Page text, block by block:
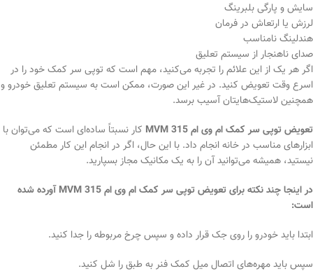
سایش و پارگی بلبرینگ
لرزش یا ارتعاش در فرمان
هندلینگ نامناسب
صدای ناهنجار از سیستم تعلیق
اگر هر یک از این علائم را تجربه می‌کنید، مهم است که توپی سر کمک خود را در
اسرع وقت تعویض کنید. در غیر این صورت، ممکن است به سیستم تعلیق خودرو و
همچنین لاستیک‌هایتان آسیب برسد.
تعویض توپی سر کمک ام وی ام MVM 315
کار نسبتاً ساده‌ای است که می‌توان با
ابزارهای مناسب در خانه انجام داد. با این حال، اگر در انجام این کار مطمئن
نیستید، همیشه می‌توانید آن را به یک مکانیک مجاز بسپارید.
در اینجا چند نکته برای تعویض توپی سر کمک ام وی ام MVM 315 آورده شده
است:
ابتدا باید خودرو را روی جک قرار داده و سپس چرخ مربوطه را جدا کنید.
سپس باید مهره‌های اتصال میل کمک فنر به طبق را شل کنید.